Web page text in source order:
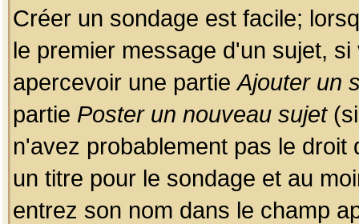
Créer un sondage est facile;
le premier message d'un sujet,
apercevoir une partieAjouter un
partie Poster un nouveau sujet(si
n'avez probablement pas le
un titre pour le sondage et au
entrez son nom dans le champ